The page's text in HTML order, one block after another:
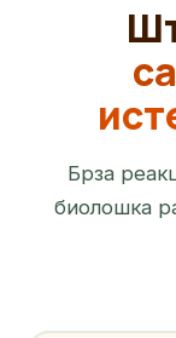
Брза
биолошка